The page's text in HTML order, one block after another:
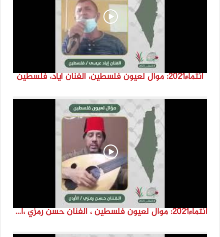
انتماء2021: موال لعيون فلسطين، الفنان اياد، فلسطين
انتماء2021: موال لعيون فلسطين ، الفنان حسن رمزي ،الاردن